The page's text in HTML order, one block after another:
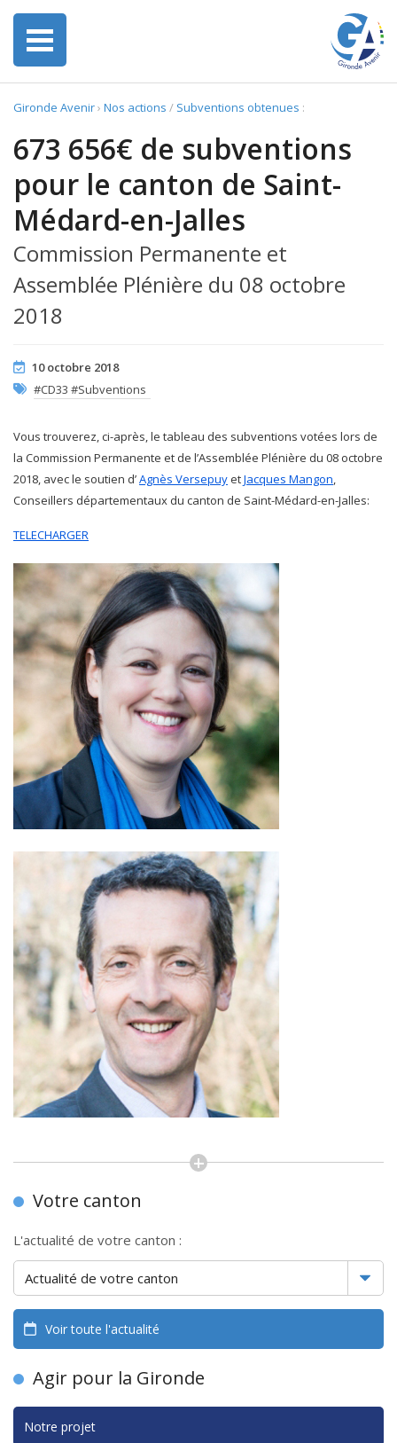
Gironde Avenir› Nos actions / Subventions obtenues :
673 656€ de subventions
pour le canton de Saint-
Médard-en-Jalles
Commission Permanente et
Assemblée Plénière du 08 octobre
2018
10 octobre 2018
#CD33 #Subventions
Vous trouverez, ci-après, le tableau des subventions votées lors de
la Commission Permanente et de l’Assemblée Plénière du 08 octobre
2018, avec le soutien d’Agnès VersepuyetJacques Mangon,
Conseillers départementaux du canton de Saint-Médard-en-Jalles:
TELECHARGER
Votre canton
L'actualité de votre canton :
Voir toute l'actualité
Agir pour la Gironde
Notre projet